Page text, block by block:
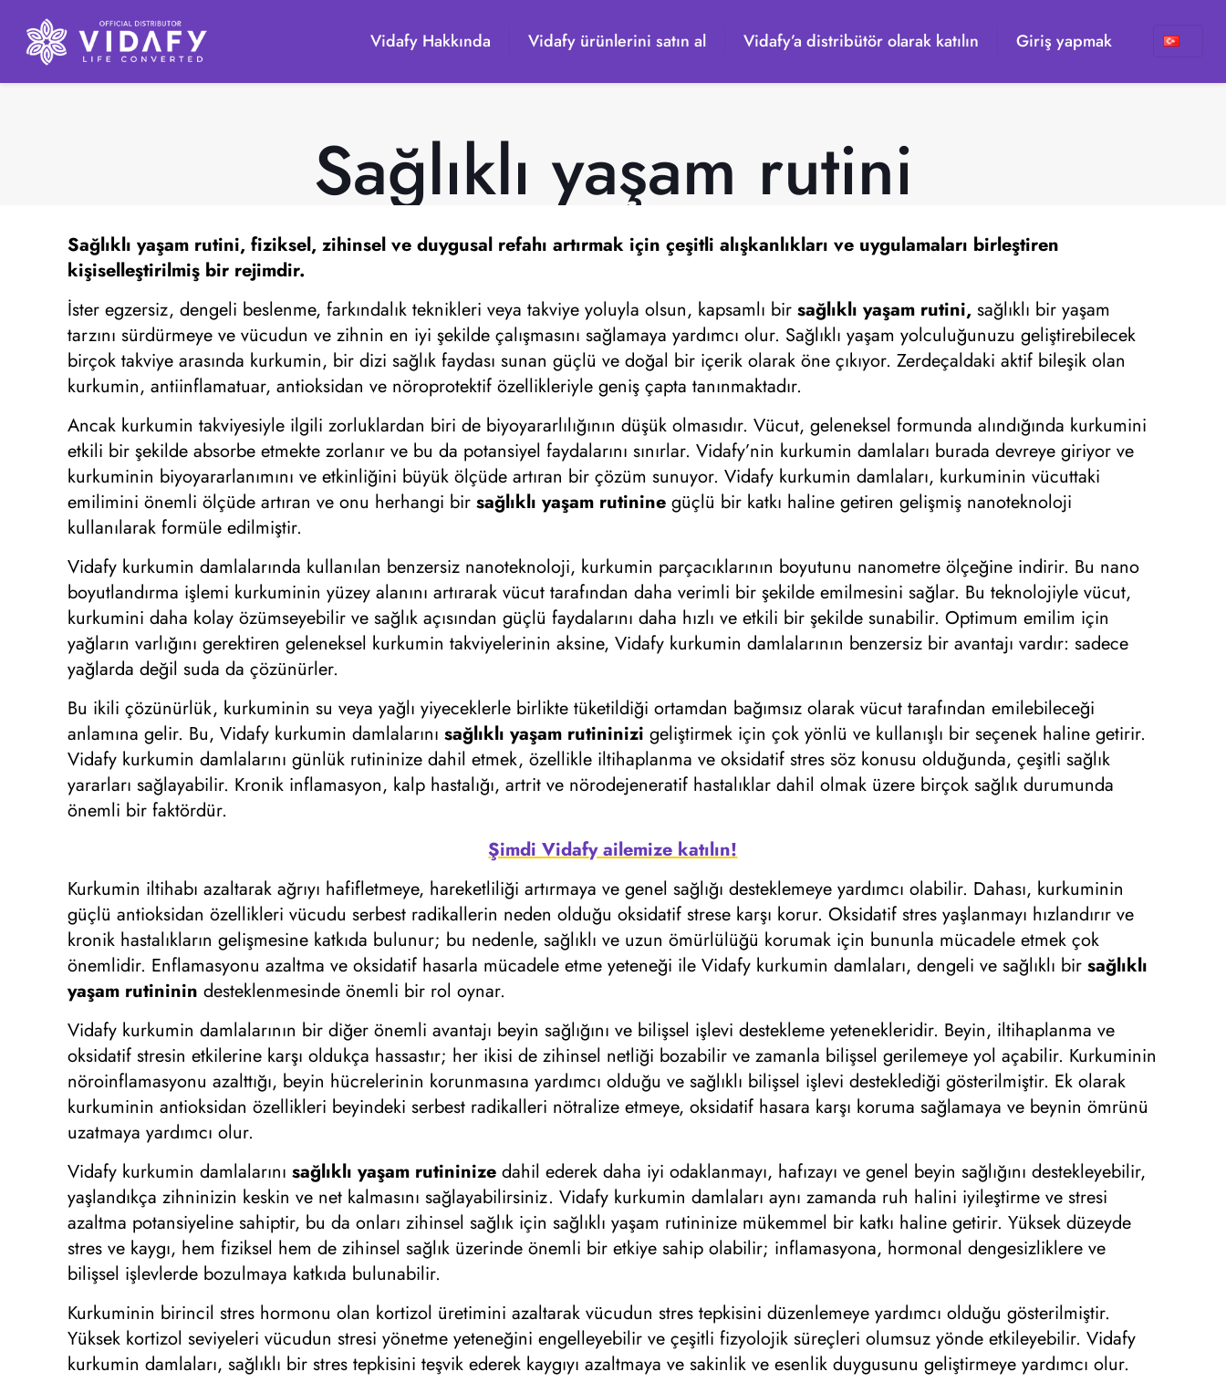
Vidafy Hakkında Vidafy ürünlerini satın al Vidafy’a distribütör olarak katılın Giriş yapmak
Sağlıklı yaşam rutini
Sağlıklı yaşam rutini, fiziksel, zihinsel ve duygusal refahı artırmak için çeşitli alışkanlıkları ve uygulamaları birleştiren
kişiselleştirilmiş bir rejimdir.
İster egzersiz, dengeli beslenme, farkındalık teknikleri veya takviye yoluyla olsun, kapsamlı birsağlıklı yaşam rutini, sağlıklı bir yaşam
tarzını sürdürmeye ve vücudun ve zihnin en iyi şekilde çalışmasını sağlamaya yardımcı olur. Sağlıklı yaşam yolculuğunuzu geliştirebilecek
birçok takviye arasında kurkumin, bir dizi sağlık faydası sunan güçlü ve doğal bir içerik olarak öne çıkıyor. Zerdeçaldaki aktif bileşik olan
kurkumin, antiinflamatuar, antioksidan ve nöroprotektif özellikleriyle geniş çapta tanınmaktadır.
Ancak kurkumin takviyesiyle ilgili zorluklardan biri de biyoyararlılığının düşük olmasıdır. Vücut, geleneksel formunda alındığında kurkumini
etkili bir şekilde absorbe etmekte zorlanır ve bu da potansiyel faydalarını sınırlar. Vidafy’nin kurkumin damlaları burada devreye giriyor ve
kurkuminin biyoyararlanımını ve etkinliğini büyük ölçüde artıran bir çözüm sunuyor. Vidafy kurkumin damlaları, kurkuminin vücuttaki
emilimini önemli ölçüde artıran ve onu herhangi birsağlıklı yaşam rutinine güçlü bir katkı haline getiren gelişmiş nanoteknoloji
kullanılarak formüle edilmiştir.
Vidafy kurkumin damlalarında kullanılan benzersiz nanoteknoloji, kurkumin parçacıklarının boyutunu nanometre ölçeğine indirir. Bu nano
boyutlandırma işlemi kurkuminin yüzey alanını artırarak vücut tarafından daha verimli bir şekilde emilmesini sağlar. Bu teknolojiyle vücut,
kurkumini daha kolay özümseyebilir ve sağlık açısından güçlü faydalarını daha hızlı ve etkili bir şekilde sunabilir. Optimum emilim için
yağların varlığını gerektiren geleneksel kurkumin takviyelerinin aksine, Vidafy kurkumin damlalarının benzersiz bir avantajı vardır: sadece
yağlarda değil suda da çözünürler.
Bu ikili çözünürlük, kurkuminin su veya yağlı yiyeceklerle birlikte tüketildiği ortamdan bağımsız olarak vücut tarafından emilebileceği
anlamına gelir. Bu, Vidafy kurkumin damlalarınısağlıklı yaşam rutininizi geliştirmek için çok yönlü ve kullanışlı bir seçenek haline getirir.
Vidafy kurkumin damlalarını günlük rutininize dahil etmek, özellikle iltihaplanma ve oksidatif stres söz konusu olduğunda, çeşitli sağlık
yararları sağlayabilir. Kronik inflamasyon, kalp hastalığı, artrit ve nörodejeneratif hastalıklar dahil olmak üzere birçok sağlık durumunda
önemli bir faktördür.
Şimdi Vidafy ailemize katılın!
Kurkumin iltihabı azaltarak ağrıyı hafifletmeye, hareketliliği artırmaya ve genel sağlığı desteklemeye yardımcı olabilir. Dahası, kurkuminin
güçlü antioksidan özellikleri vücudu serbest radikallerin neden olduğu oksidatif strese karşı korur. Oksidatif stres yaşlanmayı hızlandırır ve
kronik hastalıkların gelişmesine katkıda bulunur; bu nedenle, sağlıklı ve uzun ömürlülüğü korumak için bununla mücadele etmek çok
önemlidir. Enflamasyonu azaltma ve oksidatif hasarla mücadele etme yeteneği ile Vidafy kurkumin damlaları, dengeli ve sağlıklı birsağlıklı
yaşam rutininin desteklenmesinde önemli bir rol oynar.
Vidafy kurkumin damlalarının bir diğer önemli avantajı beyin sağlığını ve bilişsel işlevi destekleme yetenekleridir. Beyin, iltihaplanma ve
oksidatif stresin etkilerine karşı oldukça hassastır; her ikisi de zihinsel netliği bozabilir ve zamanla bilişsel gerilemeye yol açabilir. Kurkuminin
nöroinflamasyonu azalttığı, beyin hücrelerinin korunmasına yardımcı olduğu ve sağlıklı bilişsel işlevi desteklediği gösterilmiştir. Ek olarak
kurkuminin antioksidan özellikleri beyindeki serbest radikalleri nötralize etmeye, oksidatif hasara karşı koruma sağlamaya ve beynin ömrünü
uzatmaya yardımcı olur.
Vidafy kurkumin damlalarınısağlıklı yaşam rutininize dahil ederek daha iyi odaklanmayı, hafızayı ve genel beyin sağlığını destekleyebilir,
yaşlandıkça zihninizin keskin ve net kalmasını sağlayabilirsiniz. Vidafy kurkumin damlaları aynı zamanda ruh halini iyileştirme ve stresi
azaltma potansiyeline sahiptir, bu da onları zihinsel sağlık için sağlıklı yaşam rutininize mükemmel bir katkı haline getirir. Yüksek düzeyde
stres ve kaygı, hem fiziksel hem de zihinsel sağlık üzerinde önemli bir etkiye sahip olabilir; inflamasyona, hormonal dengesizliklere ve
bilişsel işlevlerde bozulmaya katkıda bulunabilir.
Kurkuminin birincil stres hormonu olan kortizol üretimini azaltarak vücudun stres tepkisini düzenlemeye yardımcı olduğu gösterilmiştir.
Yüksek kortizol seviyeleri vücudun stresi yönetme yeteneğini engelleyebilir ve çeşitli fizyolojik süreçleri olumsuz yönde etkileyebilir. Vidafy
kurkumin damlaları, sağlıklı bir stres tepkisini teşvik ederek kaygıyı azaltmaya ve sakinlik ve esenlik duygusunu geliştirmeye yardımcı olur.